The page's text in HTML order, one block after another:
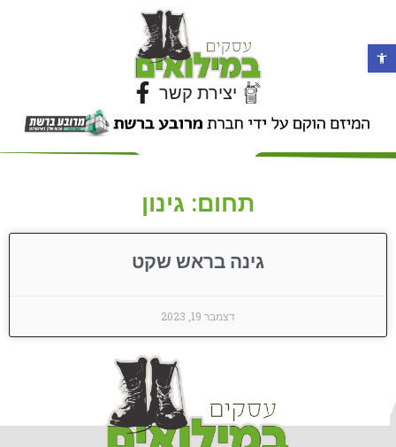
פתח סרגל נגישות
יצירת קשר
תחום: גינון
גינה בראש שקט
דצמבר 19, 2023